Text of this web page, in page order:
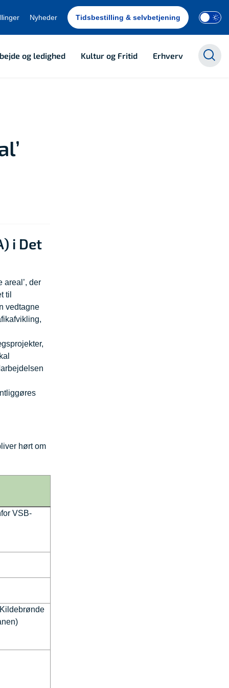
Nyheder Tidsbestilling & selvbetjening
og ledighed Kultur og Fritid Erhverv
i Det
areal’, der
til
vedtagne
hørt om
VSB-